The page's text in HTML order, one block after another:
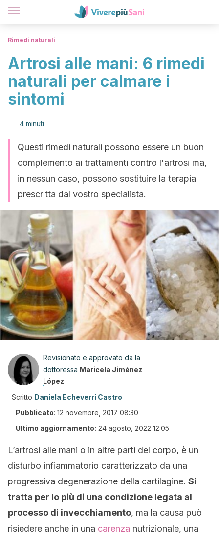
Rimedi naturali
Artrosi alle mani: 6 rimedi
naturali per calmare i
sintomi
4 minuti
Questi rimedi naturali possono essere un buon
complemento ai trattamenti contro l'artrosi ma,
in nessun caso, possono sostituire la terapia
prescritta dal vostro specialista.
Revisionato e approvato da la
dottoressa Maricela Jiménez
López
Scritto Daniela Echeverri Castro
Pubblicato: 12 novembre, 2017 08:30
Ultimo aggiornamento: 24 agosto, 2022 12:05
L’artrosi alle mani o in altre parti del corpo, è un
disturbo infiammatorio caratterizzato da una
progressiva degenerazione della cartilagine. Si
tratta per lo più di una condizione legata al
processo di invecchiamento, ma la causa può
risiedere anche in una carenza nutrizionale, una